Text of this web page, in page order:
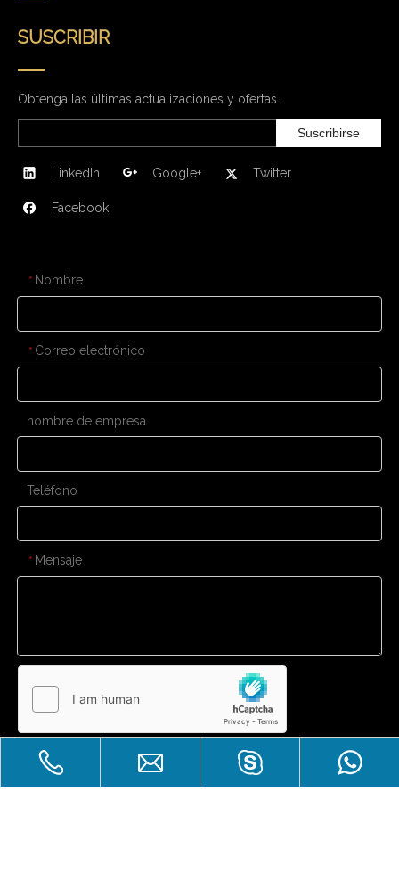
SUSCRIBIR
Obtenga las últimas actualizaciones y ofertas.
Suscribirse
LinkedIn Google+ Twitter
Facebook
CONTÁCTENOS
* Nombre
* Correo electrónico
nombre de empresa
Teléfono
* Mensaje
Enviar
Gran venta